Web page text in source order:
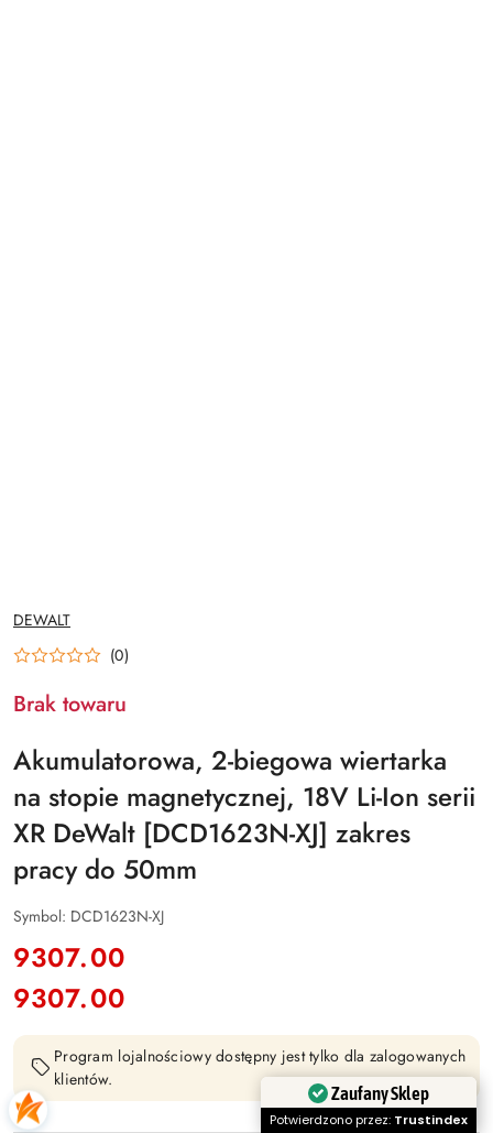
NAZWA
PRODUCENTA:
DEWALT
(0)
Brak towaru
Akumulatorowa, 2-biegowa wiertarka
na stopie magnetycznej, 18V Li-Ion serii
XR DeWalt [DCD1623N-XJ] zakres
pracy do 50mm
Symbol: DCD1623N-XJ
cena:
9307.00
Cena:
9307.00
Program lojalnościowy dostępny jest tylko dla zalogowanych
klientów.
Zaufany Sklep
Potwierdzono przez: Trustindex